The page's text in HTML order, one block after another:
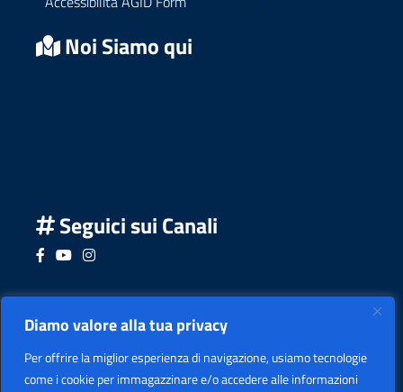
Diamo valore alla tua privacy
Per offrire la miglior esperienza di navigazione, usiamo tecnologie
come i cookie per immagazzinare e/o accedere alle informazioni
Noi Siamo qui
Seguici sui Canali
Seguici su Facebook
Seguici su YouTube
Seguici su Instagram